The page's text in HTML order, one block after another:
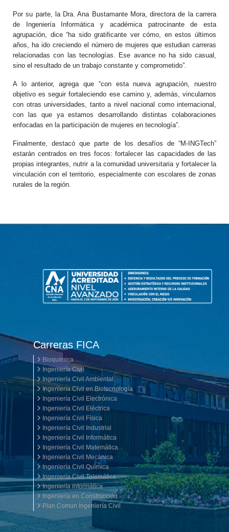
Por su parte, la Dra. Ana Bustamante Mora, directora de la carrera
de Ingeniería Informática y académica patrocinante de esta
agrupación, dice “ha sido gratificante ver cómo, en estos últimos
años, ha ido creciendo el número de mujeres que estudian carreras
relacionadas con las tecnologías. Ese avance no ha sido casual,
sino el resultado de un trabajo constante y comprometido”.
A lo anterior, agrega que “con esta nueva agrupación, nuestro
objetivo es seguir fortaleciendo ese camino y, además, vincularnos
con otras universidades, tanto a nivel nacional como internacional,
con las que ya estamos desarrollando distintas colaboraciones
enfocadas en la participación de mujeres en tecnología”.
Finalmente, destacó que parte de los desafíos de “M-INGTech”
estarán centrados en tres focos: fortalecer las capacidades de las
propias integrantes, nutrir a la comunidad universitaria y fortalecer la
vinculación con el territorio, especialmente con escolares de zonas
rurales de la región.
Carreras FICA
Bioquímica
Ingeniería Civil
Ingeniería Civil Ambiental
Ingeniería Civil en Biotecnología
Ingeniería Civil Electrónica
Ingeniería Civil Eléctrica
Ingeniería Civil Física
Ingeniería Civil Industrial
Ingeniería Civil Informática
Ingeniería Civil Matemática
Ingeniería Civil Mecánica
Ingeniería Civil Química
Ingeniería Civil Telemática
Ingeniería informática
Ingeniería en Construcción
Plan Comun Ingeniería Civil